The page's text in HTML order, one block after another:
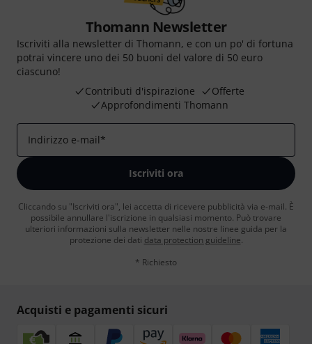
Thomann Newsletter
Iscriviti alla newsletter di Thomann, e con un po' di fortuna
potrai vincere uno dei 50 buoni del valore di 50 euro
ciascuno!
Contributi d'ispirazione
Offerte
Approfondimenti Thomann
Indirizzo e-mail*
Iscriviti ora
Cliccando su "Iscriviti ora", lei accetta di ricevere pubblicità via e-mail. È
possibile annullare l'iscrizione in qualsiasi momento. Può trovare
ulteriori informazioni sulla newsletter nelle nostre linee guida per la
protezione dei dati data protection guideline.
* Richiesto
Acquisti e pagamenti sicuri